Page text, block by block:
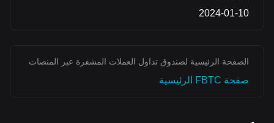
2024-01-10
الصفحة الرئيسية لصندوق تداول العملات المشفرة عبر المنصات
صفحة FBTC الرئيسية